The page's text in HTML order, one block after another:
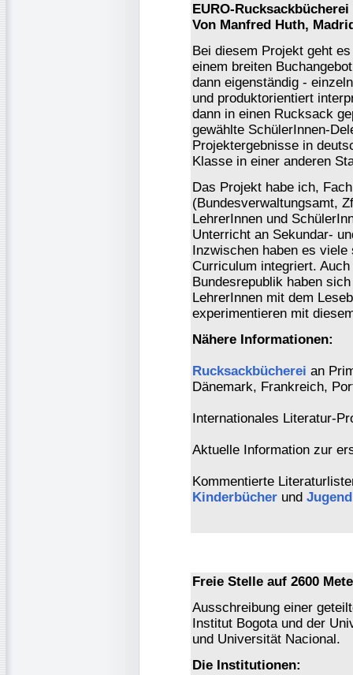
EURO-Rucksackbücherei
Von Manfred Huth,
Bei diesem Projekt geht
einem breiten
dann eigenständig -
und produktorientiert
dann in einen Rucksack
gewählte SchülerInnen-
Projektergebnisse in
Klasse in einer anderen
Das Projekt habe ich,
(Bundesverwaltungsamt,
LehrerInnen und
Unterricht an Sekundar-
Inzwischen haben es
Curriculum integriert.
Bundesrepublik haben
LehrerInnen mit dem
experimentieren mit
Nähere Informationen:
Rucksackbücherei an
Dänemark, Frankreich,
Internationales Literatur-
Aktuelle Information zur
Kommentierte
Kinderbücher und
Freie Stelle auf 2600
Ausschreibung einer
Institut Bogota und der
und Universität Nacional.
Die Institutionen: